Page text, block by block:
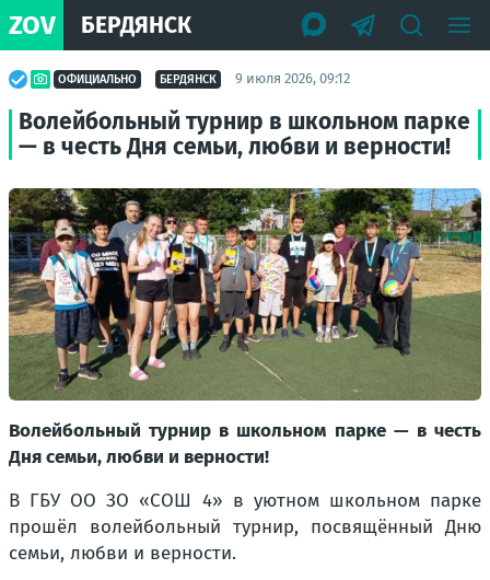
ZOV БЕРДЯНСК
ОФИЦИАЛЬНО БЕРДЯНСК 9 июля 2026, 09:12
Волейбольный турнир в школьном парке
— в честь Дня семьи, любви и верности!
Волейбольный турнир в школьном парке — в честь
Дня семьи, любви и верности!
В ГБУ ОО ЗО «СОШ 4» в уютном школьном парке
прошёл волейбольный турнир, посвящённый Дню
семьи, любви и верности.